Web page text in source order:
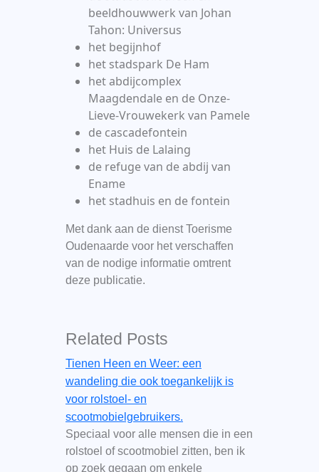
beeldhouwwerk van Johan
Tahon: Universus
het begijnhof
het stadspark De Ham
het abdijcomplex
Maagdendale en de Onze-
Lieve-Vrouwekerk van Pamele
de cascadefontein
het Huis de Lalaing
de refuge van de abdij van
Ename
het stadhuis en de fontein
Met dank aan de dienst Toerisme
Oudenaarde voor het verschaffen
van de nodige informatie omtrent
deze publicatie.
Related Posts
Tienen Heen en Weer: een
wandeling die ook toegankelijk is
voor rolstoel- en
scootmobielgebruikers.
Speciaal voor alle mensen die in een
rolstoel of scootmobiel zitten, ben ik
op zoek gegaan om enkele